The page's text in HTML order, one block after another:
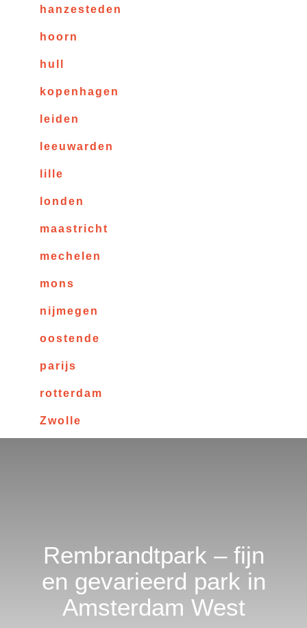
hanzesteden
hoorn
hull
kopenhagen
leiden
leeuwarden
lille
londen
maastricht
mechelen
mons
nijmegen
oostende
parijs
rotterdam
Zwolle
Rembrandtpark – fijn
en gevarieerd park in
Amsterdam West